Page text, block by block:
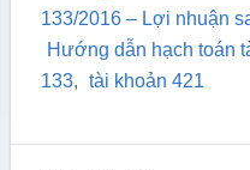
133/2016 – Lợi nhuận
Hướng dẫn hạch toán
133, tài khoản 421